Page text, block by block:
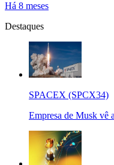
Há 8 meses
Destaques
SPACEX (SPCX34)
Empresa de Musk vê